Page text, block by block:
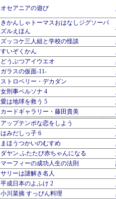
オセアニアの遊び
きかんしゃトーマスおはなしジグソーパ
ズルえほん
ズッコケ三人組と学校の怪談
すいぞくかん
どうぶつアイウエオ
ガラスの仮面-11-
ストロベリー・デカダン
女刑事ペルソナ 4
愛は地球を救う 5
カードギャラリー・藤田貴美
アップテンポな恋をしよう
はみだしっ子 6
まほうつかいのむすめ
ダヤン.ふたたび赤ちゃんになる
マーフィーの成功人生の法則
サリーは謎解き名人
平成日本のよふけ 2
小川菜摘 すっぴん料理